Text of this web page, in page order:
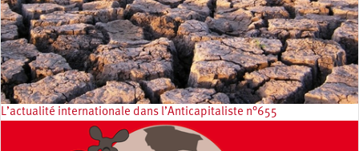
L’actualité internationale dans l’Anticapitaliste n°655